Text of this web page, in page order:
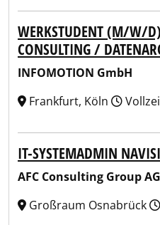
WERKSTUDENT (M/W/
CONSULTING /
INFOMOTION GmbH
Frankfurt, Köln
IT-SYSTEMADMIN
AFC Consulting Group AG
Großraum Osnabrück